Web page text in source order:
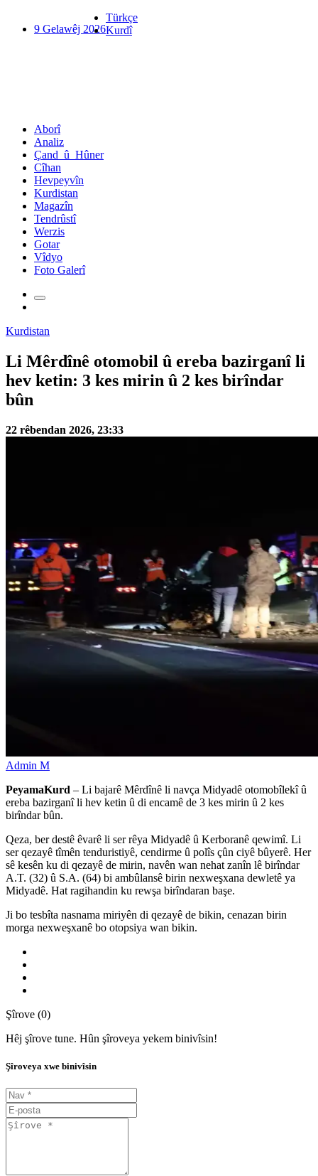
9 Gelawêj 2026
Türkçe
Kurdî
Aborî
Analiz
Çand_û_Hûner
Cîhan
Hevpeyvîn
Kurdistan
Magazîn
Tendrûstî
Werzis
Gotar
Vîdyo
Foto Galerî
Kurdistan
Li Mêrdînê otomobil û ereba bazirganî li
hev ketin: 3 kes mirin û 2 kes birîndar
bûn
22 rêbendan 2026, 23:33
Admin M
PeyamaKurd – Li bajarê Mêrdînê li navça Midyadê otomobîlekî û
ereba bazirganî li hev ketin û di encamê de 3 kes mirin û 2 kes
birîndar bûn.
Qeza, ber destê êvarê li ser rêya Midyadê û Kerboranê qewimî. Li
ser qezayê tîmên tenduristiyê, cendirme û polîs çûn ciyê bûyerê. Her
sê kesên ku di qezayê de mirin, navên wan nehat zanîn lê birîndar
A.T. (32) û S.A. (64) bi ambûlansê birin nexweşxana dewletê ya
Midyadê. Hat ragihandin ku rewşa birîndaran başe.
Ji bo tesbîta nasnama miriyên di qezayê de bikin, cenazan birin
morga nexweşxanê bo otopsiya wan bikin.
Şîrove (0)
Hêj şîrove tune. Hûn şîroveya yekem binivîsin!
Şîroveya xwe binivîsin